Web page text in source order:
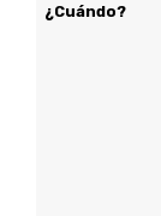
¿Cuándo?